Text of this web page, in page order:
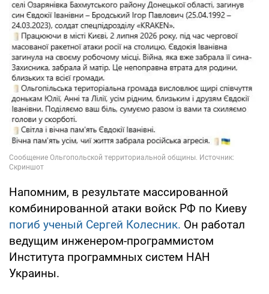
Напомним, в результате массированной
комбинированной атаки войск РФ по Киеву
погиб ученый Сергей Колесник. Он работал
ведущим инженером-программистом
Института программных систем НАН
Украины.